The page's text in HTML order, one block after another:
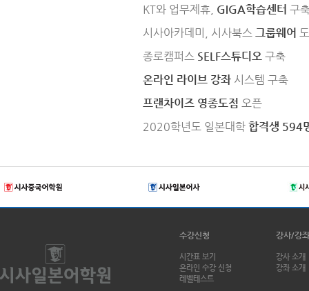
KT와 업무제휴, GIGA학습센터 구
시사아카데미, 시사북스 그룹웨어
종로캠퍼스 SELF스튜디오 구축
온라인 라이브 강좌 시스템 구축
프랜차이즈 영종도점 오픈
2020학년도 일본대학 합격생 594
수강신청
시간표 보기
온라인 수강 신청
레벨테스트
강사/강좌
강사 소개
강좌 소개